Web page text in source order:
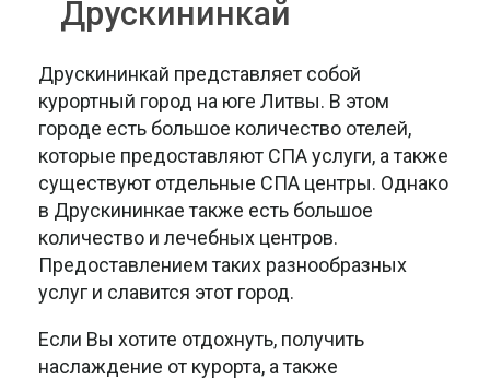
Друскининкай
Друскининкай представляет собой
курортный город на юге Литвы. В этом
городе есть большое количество отелей,
которые предоставляют СПА услуги, а также
существуют отдельные СПА центры. Однако
в Друскининкае также есть большое
количество и лечебных центров.
Предоставлением таких разнообразных
услуг и славится этот город.
Если Вы хотите отдохнуть, получить
наслаждение от курорта, а также